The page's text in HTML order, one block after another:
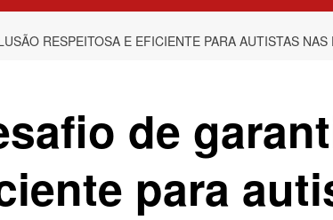
RESPEITOSA E EFICIENTE PARA AUTISTAS NAS
de
para